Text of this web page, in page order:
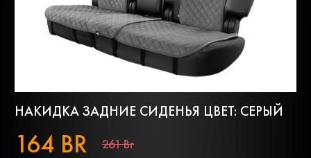
НАКИДКА ЗАДНИЕ СИДЕНЬЯ ЦВЕТ: СЕРЫЙ
164 BR 261 Br